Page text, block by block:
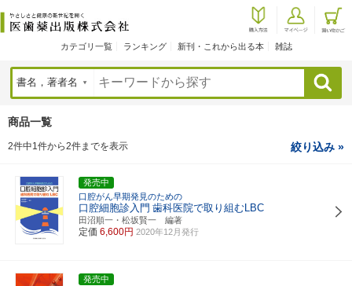
カテゴリ一覧 ランキング 新刊・これから出る本 雑誌
検索
商品一覧
2件中1件から2件までを表示 絞り込み »
発売中
口腔がん早期発見のための
口腔細胞診入門 歯科医院で取り組むLBC
田沼順一・松坂賢一 編著
定価 6,600円 2020年12月発行
発売中